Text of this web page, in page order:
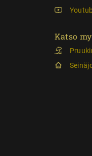
Katso